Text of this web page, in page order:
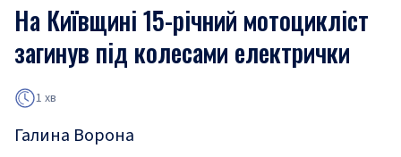
На Київщині 15-річний мотоцикліст
загинув під колесами електрички
1 хв
Галина Ворона